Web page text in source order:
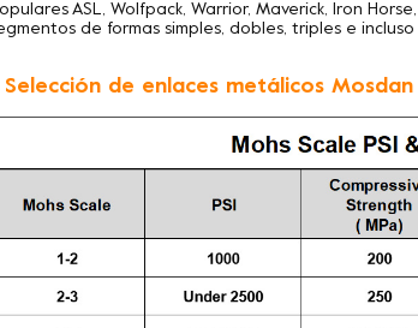
ASL, Wolfpack, Warrior, Maverick, Iron
de formas simples, dobles, triples e
Selección de enlaces metálicos Mosdan